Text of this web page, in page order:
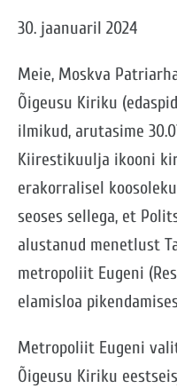
30. jaanuaril 2024
Meie, Moskva
Õigeusu Kiriku
ilmikud, arutasime
Kiirestikuulja ikooni
erakorralisel
seoses sellega, et
alustanud menetlust
metropoliit Eugeni
elamisloa
Metropoliit Eugeni
Õigeusu Kiriku